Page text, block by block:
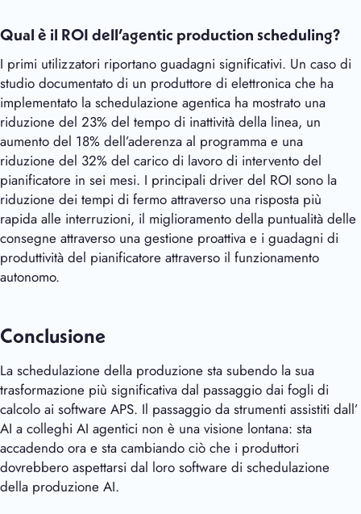
Qual è il ROI dell’agentic production scheduling?
I primi utilizzatori riportano guadagni significativi. Un caso di
studio documentato di un produttore di elettronica che ha
implementato la schedulazione agentica ha mostrato una
riduzione del 23% del tempo di inattività della linea, un
aumento del 18% dell’aderenza al programma e una
riduzione del 32% del carico di lavoro di intervento del
pianificatore in sei mesi. I principali driver del ROI sono la
riduzione dei tempi di fermo attraverso una risposta più
rapida alle interruzioni, il miglioramento della puntualità delle
consegne attraverso una gestione proattiva e i guadagni di
produttività del pianificatore attraverso il funzionamento
autonomo.
Conclusione
La schedulazione della produzione sta subendo la sua
trasformazione più significativa dal passaggio dai fogli di
calcolo ai software APS. Il passaggio da strumenti assistiti dall’
AI a colleghi AI agentici non è una visione lontana: sta
accadendo ora e sta cambiando ciò che i produttori
dovrebbero aspettarsi dal loro software di schedulazione
della produzione AI.